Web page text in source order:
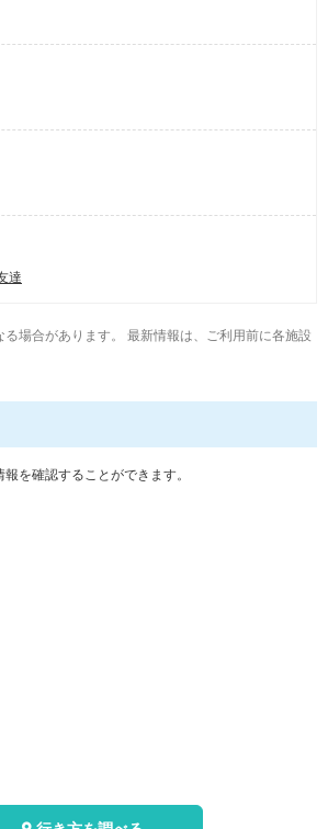
達
場合があります。 最新情報は、ご利用前に各施設
を確認することができます。